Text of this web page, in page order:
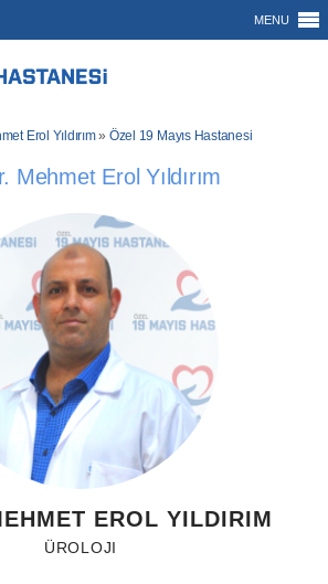
MENU
Erol Yıldırım» Özel 19 Mayıs Hastanesi
Mehmet Erol Yıldırım
EROL YILDIRIM
ÜROLOJI